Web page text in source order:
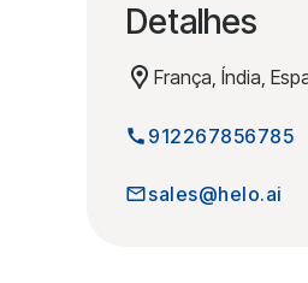
Detalhes
França, Índia,
912267856785
sales@helo.ai